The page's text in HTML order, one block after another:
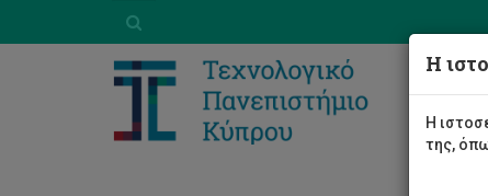
Η
Η
της,